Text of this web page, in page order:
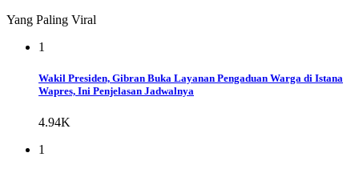
Yang Paling Viral
1
Wakil Presiden, Gibran Buka Layanan Pengaduan Warga di Istana
Wapres, Ini Penjelasan Jadwalnya
4.94K
1